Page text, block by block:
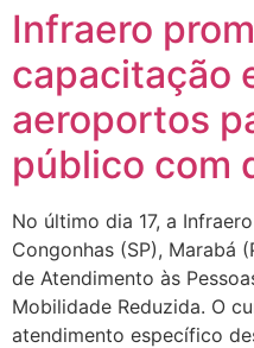
Infraero
capacitação
aeroportos
público com
No último dia 17, a
Congonhas (SP), Marabá
de Atendimento às
Mobilidade Reduzida. O
atendimento específico